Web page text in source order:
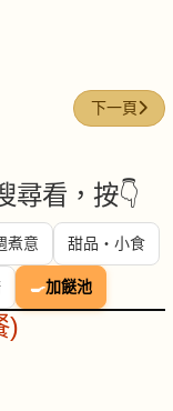
下一篇文章
下一頁
尋看，按👇
煮意 甜品・小食
🍳加餸池
)